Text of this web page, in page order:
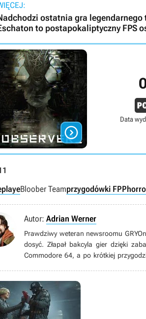
ostatnia gra
to postapokaliptyczny FPS

Data
Bloober Teamprzygodówki FPP
Autor: Adrian Werner
Prawdziwy weteran newsroomu
dosyć. Złapał bakcyla gier dzięki
Commodore 64, a po krótkiej
książek, seriali, filmów i komiksów.